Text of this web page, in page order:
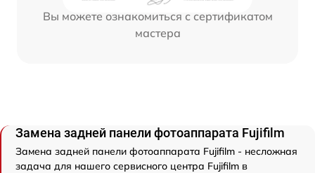
Вы можете ознакомиться с сертификатом
мастера
Замена задней панели фотоаппарата Fujifilm
Замена задней панели фотоаппарата Fujifilm - несложная
задача для нашего сервисного центра Fujifilm в